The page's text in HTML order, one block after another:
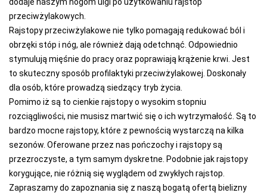
przeciwżylakowych.
Rajstopy przeciwżylakowe nie tylko pomagają redukować ból i
obrzęki stóp i nóg, ale również dają odetchnąć. Odpowiednio
stymulują mięśnie do pracy oraz poprawiają krążenie krwi. Jest
to skuteczny sposób profilaktyki przeciwżylakowej. Doskonały
dla osób, które prowadzą siedzący tryb życia.
Pomimo iż są to cienkie rajstopy o wysokim stopniu
rozciągliwości, nie musisz martwić się o ich wytrzymałość. Są to
bardzo mocne rajstopy, które z pewnością wystarczą na kilka
sezonów. Oferowane przez nas pończochy i rajstopy są
przezroczyste, a tym samym dyskretne. Podobnie jak rajstopy
korygujące, nie różnią się wyglądem od zwykłych rajstop.
Zapraszamy do zapoznania się z naszą bogatą ofertą bielizny